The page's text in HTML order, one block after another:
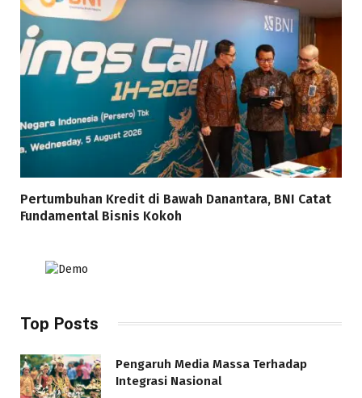
Pertumbuhan Kredit di Bawah Danantara, BNI Catat
Fundamental Bisnis Kokoh
Top Posts
Pengaruh Media Massa Terhadap
Integrasi Nasional